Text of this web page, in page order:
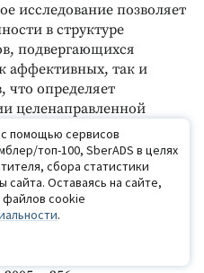
исследование позволяет
в структуре
подвергающихся
аффективных, так и
что определяет
целенаправленной
на
отношений с
И.Г. Жестокое
Причины. Последствия.
помощью сервисов
топ-100, SberADS в целях
сбора статистики
Оставаясь на сайте,
файлов cookie
.